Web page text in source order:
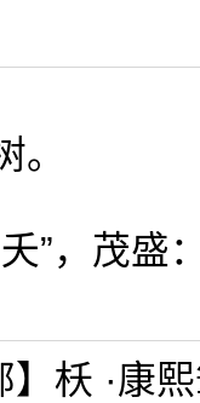
”，茂盛
】枖 ·康